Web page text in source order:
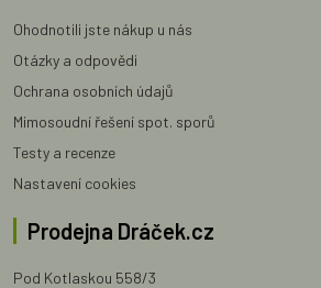
Ohodnotili jste nákup u nás
Otázky a odpovědi
Ochrana osobních údajů
Mimosoudní řešení spot. sporů
Testy a recenze
Nastavení cookies
Prodejna Dráček.cz
Pod Kotlaskou 558/3